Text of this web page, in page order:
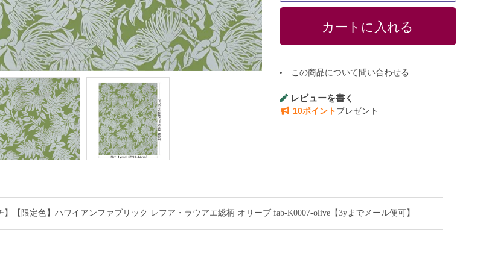
この商品について問い合わせる
レビューを書く
10ポイントプレゼント
】【限定色】ハワイアンファブリック レフア・ラウアエ総柄 オリーブ fab-K0007-olive【3yまでメール便可】